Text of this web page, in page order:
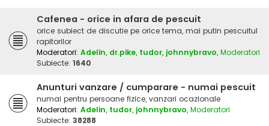
Cafenea - orice in afara de pescuit
orice subiect de discutie pe orice tema, mai putin pescuitul
rapitorilor
Moderatori: Adelin, dr.pike, tudor, johnnybravo, Moderatori
Subiecte: 1640
Anunturi vanzare / cumparare - numai pescuit
numai pentru persoane fizice, vanzari ocazionale
Moderatori: Adelin, tudor, johnnybravo, Moderatori
Subiecte: 38288